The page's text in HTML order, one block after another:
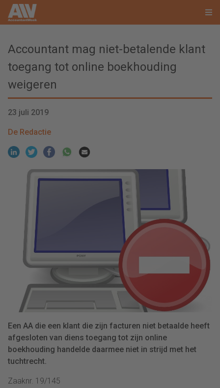
Accountant mag niet-betalende klant
toegang tot online boekhouding
weigeren
23 juli 2019
De Redactie
Een AA die een klant die zijn facturen niet betaalde heeft
afgesloten van diens toegang tot zijn online
boekhouding handelde daarmee niet in strijd met het
tuchtrecht.
Zaaknr. 19/145